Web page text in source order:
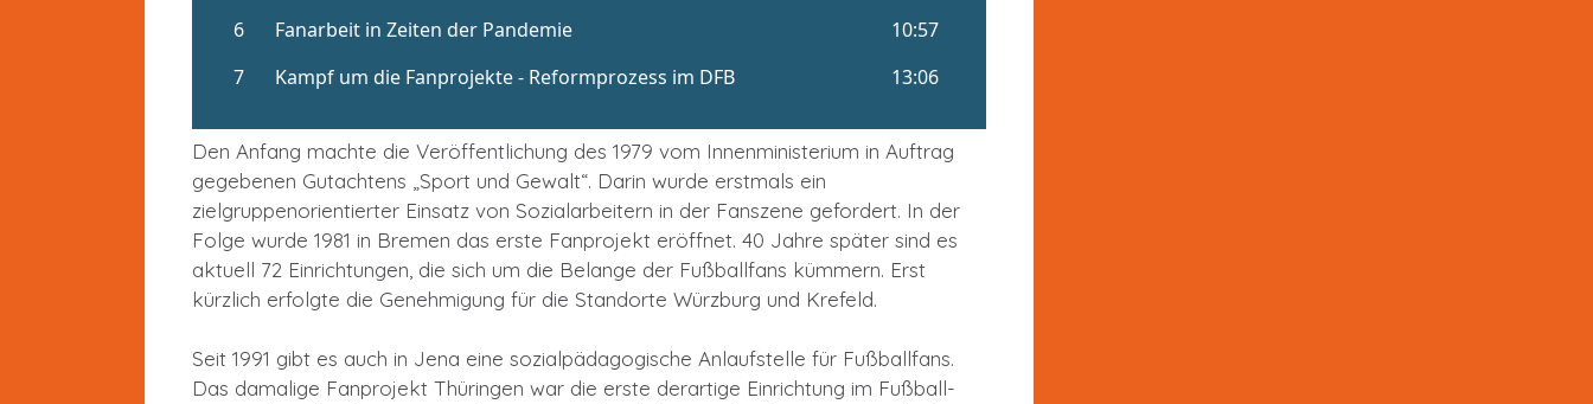
Den Anfang machte die Veröffentlichung des 1979 vom Innenministerium in Auftrag
gegebenen Gutachtens „Sport und Gewalt“. Darin wurde erstmals ein
zielgruppenorientierter Einsatz von Sozialarbeitern in der Fanszene gefordert. In der
Folge wurde 1981 in Bremen das erste Fanprojekt eröffnet. 40 Jahre später sind es
aktuell 72 Einrichtungen, die sich um die Belange der Fußballfans kümmern. Erst
kürzlich erfolgte die Genehmigung für die Standorte Würzburg und Krefeld.
Seit 1991 gibt es auch in Jena eine sozialpädagogische Anlaufstelle für Fußballfans.
Das damalige Fanprojekt Thüringen war die erste derartige Einrichtung im Fußball-